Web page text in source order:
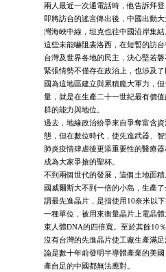
兩人最近一次通電話時，他告訴拜
即將訪台的謠言傳出後，中國出動
灣海峽中線，坦克也往中國沿岸集結
這些未能嚇阻裴洛西，在短暫的訪
台灣及世界各地的民主，決心堅若磐
緊張情勢不僅存在政治上，也涉及
國為這地區建立與累積龐大軍力，
量，就是在生產二十一世紀最有
群的能力與地位。
過去，地緣政治紛爭來自爭奪富含
態，但在數位時代，使先進武器、
肺炎疫情肆虐後更添重要性的醫療
成為大家爭搶的聖杯。
不到兩個世代的發展，這個土地面
國威爾斯大不到一倍的小島，生產
謂最先進晶片，是指使用10奈米以
一種單位，被用來衡量晶片上電晶
束人體DNA的四倍寬。至於其餘10
沒有台灣的先進晶片使工廠生產滿
論是數十年前發明半導體產業的美
產自足的中國都無法應對。